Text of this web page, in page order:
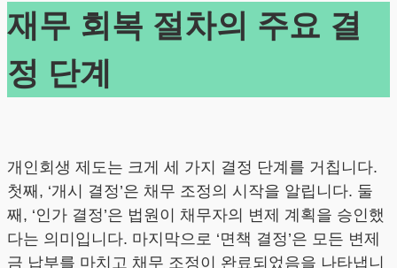
재무 회복 절차의 주요 결
정 단계
개인회생 제도는 크게 세 가지 결정 단계를 거칩니다.
첫째, ‘개시 결정’은 채무 조정의 시작을 알립니다. 둘
째, ‘인가 결정’은 법원이 채무자의 변제 계획을 승인했
다는 의미입니다. 마지막으로 ‘면책 결정’은 모든 변제
금 납부를 마치고 채무 조정이 완료되었음을 나타냅니